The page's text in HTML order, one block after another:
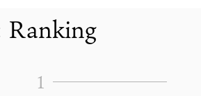
Ranking
1